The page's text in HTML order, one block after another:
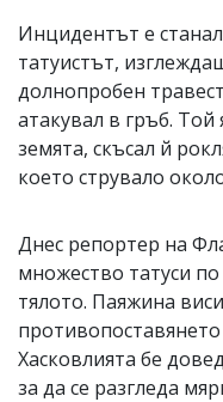
Инцидентът е
татуистът,
долнопробен
атакувал в гръб.
земята, скъсал й
което струвало
Днес репортер на
множество татуси
тялото. Паяжина
Хасковлията бе
за да се разгледа